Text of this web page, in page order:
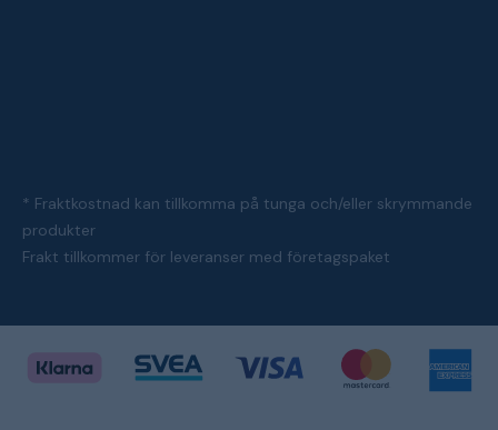
* Fraktkostnad kan tillkomma på tunga och/eller skrymmande
produkter
Frakt tillkommer för leveranser med företagspaket